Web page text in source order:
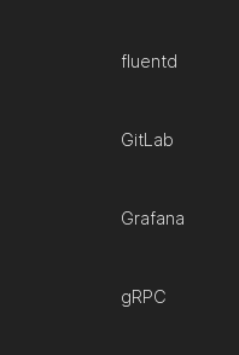
fluentd
GitLab
Grafana
gRPC